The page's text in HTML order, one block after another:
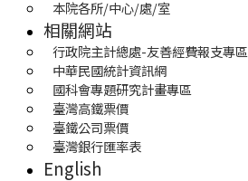
本院各所/中心/處/室
相關網站
行政院主計總處-友善經費報支專區
中華民國統計資訊網
國科會專題研究計畫專區
臺灣高鐵票價
臺鐵公司票價
臺灣銀行匯率表
English